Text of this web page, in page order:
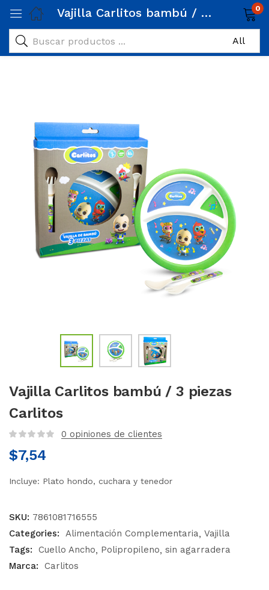
Vajilla Carlitos bambú / 3 piezas Carlitos 0
Vajilla Carlitos bambú / 3 piezas
Carlitos
0 opiniones de clientes
$7,54
Incluye: Plato hondo, cuchara y tenedor
SKU: 7861081716555
Categories:
Alimentación Complementaria Vajilla
Tags:
Cuello Ancho Polipropileno sin agarradera
Marca:
Carlitos